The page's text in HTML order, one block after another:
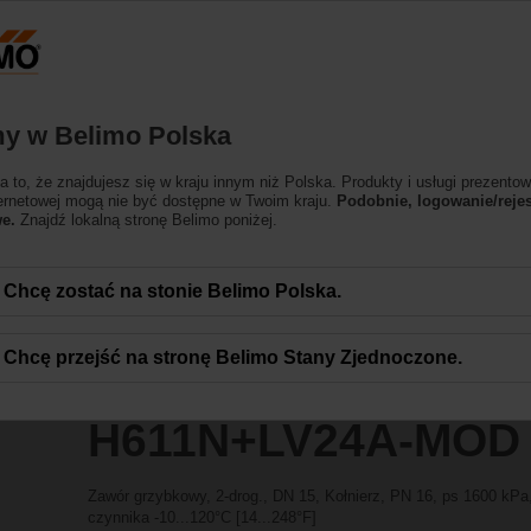
the absolute URL "https://www.belimo.com/pl/pl_PL/
grzybkowe
MOD
H611N+LV24A-MOD
Zawór grzybkowy, 2-drog., DN 15, Kołnierz, PN 16, ps 1600
czynnika -10...120°C [14...248°F]
w Belimo Polska
to, że znajdujesz się w kraju innym niż Polska. Produkty i usługi
mogą nie być dostępne w Twoim kraju.
Podobnie, logowanie/
Znajdź lokalną stronę Belimo poniżej.
Chcę zostać na stonie Belimo Polska.
Chcę przejść na stronę Belimo Stany Zjednoczone.